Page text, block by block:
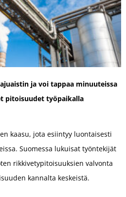
ja voi tappaa minuuteissa
pitoisuudet työpaikalla
kaasu, jota esiintyy luontaisesti
Suomessa lukuisat työntekijät
rikkivetypitoisuuksien valvonta
kannalta keskeistä.